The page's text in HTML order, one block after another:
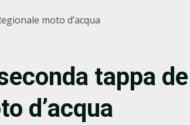
moto d’acqua
tappa del
d’acqua